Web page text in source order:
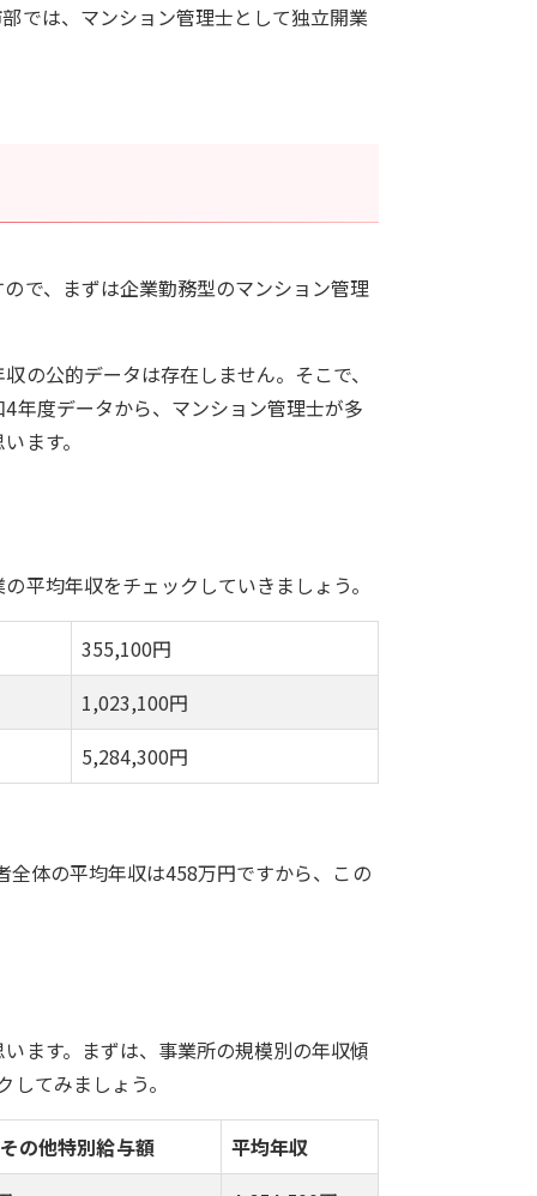
では、マンション管理士として独立開業
で、まずは企業勤務型のマンション管理
の公的データは存在しません。そこで、
年度データから、マンション管理士が多
ます。
平均年収をチェックしていきましょう。
355,100円
1,023,100円
5,284,300円
体の平均年収は458万円ですから、この
ます。まずは、事業所の規模別の年収傾
てみましょう。
の他特別給与額
平均年収